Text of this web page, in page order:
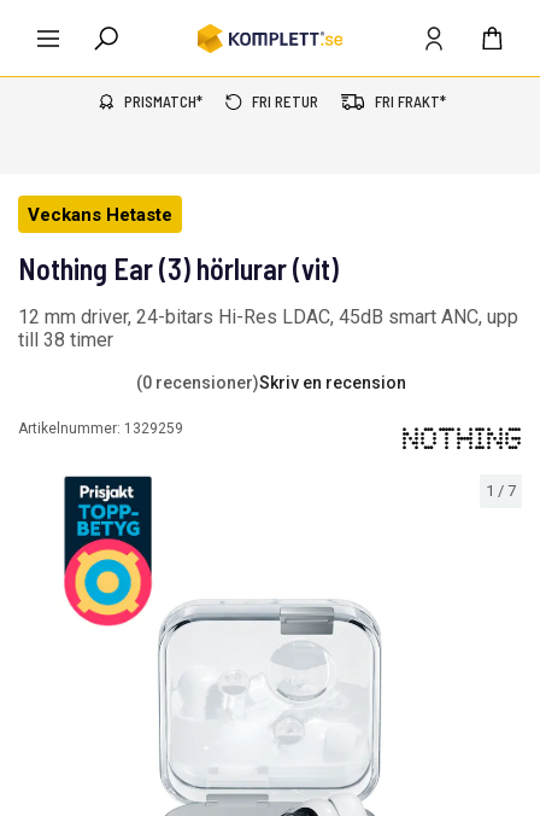
PRISMATCH* FRI RETUR FRI FRAKT*
1 / 7
Veckans Hetaste
Nothing Ear (3) hörlurar (vit)
12 mm driver, 24-bitars Hi-Res LDAC, 45dB smart ANC, upp
till 38 timer
(0 recensioner)Skriv en recension
Artikelnummer: 1329259